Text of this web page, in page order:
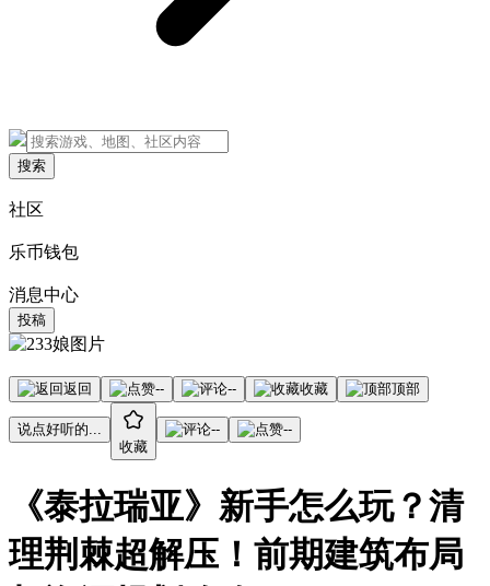
搜索
社区
乐币钱包
消息中心
投稿
返回 -- -- 收藏 顶部
说点好听的...
收藏
-- --
《泰拉瑞亚》新手怎么玩？清
理荆棘超解压！前期建筑布局